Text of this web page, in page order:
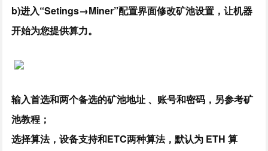
b)进入“Setings→Miner”配置界面修改矿池设置，让机器
开始为您提供算力。
输入首选和两个备选的矿池地址 、账号和密码，另参考矿
池教程；
选择算法，设备支持和ETC两种算法，默认为 ETH 算